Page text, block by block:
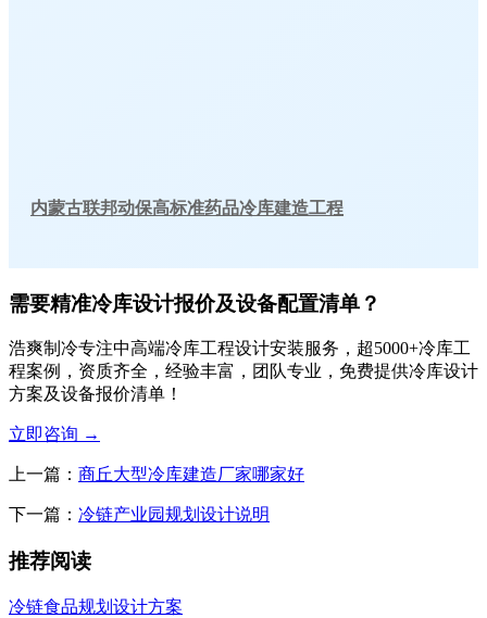
内蒙古联邦动保高标准药品冷库建造工程
需要精准冷库设计报价及设备配置清单？
浩爽制冷专注中高端冷库工程设计安装服务，超5000+冷库工
程案例，资质齐全，经验丰富，团队专业，免费提供冷库设计
方案及设备报价清单！
立即咨询 →
上一篇： 商丘大型冷库建造厂家哪家好
下一篇： 冷链产业园规划设计说明
推荐阅读
冷链食品规划设计方案